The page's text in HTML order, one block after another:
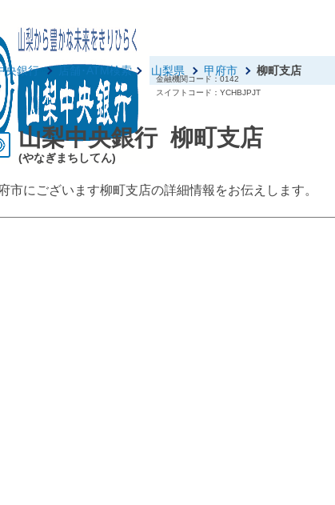
金融機関コード：0142
スイフトコード：YCHBJPJT
央銀行 店舗･ATM検索 山梨県 甲府市 柳町支店
山梨中央銀行 柳町支店
(やなぎまちしてん)
市にございます柳町支店の詳細情報をお伝えします。